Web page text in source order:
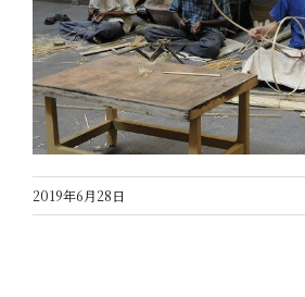
2019年6月28日